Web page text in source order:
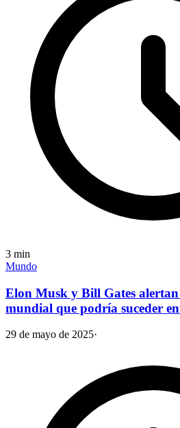
3 min
Mundo
Elon Musk y Bill Gates
mundial que podría suceder
29 de mayo de 2025·